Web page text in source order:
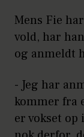
Mens Fie
vold, har
og anmeldt
- Jeg har
kommer fra
er vokset op